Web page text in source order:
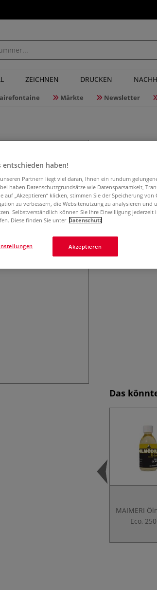
ZEICHNEN DRUCKEN
Märkte Newsletter
geruchlos, mit
Das
MAIMERI
Eco,
entschieden haben!
Partnern liegt viel daran, Ihnen ein rundum
haben Datenschutzgrundsätze wie Datensparsamkeit,
auf „Akzeptieren“ klicken, stimmen Sie der Speicherung von
zu verbessern, die Websitenutzung zu analysieren und
Selbstverständlich können Sie Ihre Einwilligung jederzeit
Diese finden Sie unter Datenschutz
Akzeptieren